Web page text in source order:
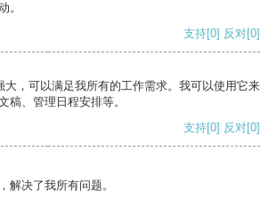
。
支持[0] 反对[0]
大，可以满足我所有的工作需求。我可以使用它来
稿、管理日程安排等。
支持[0] 反对[0]
解决了我所有问题。